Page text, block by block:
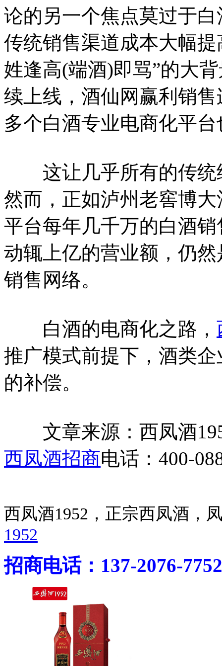
论的另一个焦点莫过于
传统销售渠道成本大幅
姓逢高(端酒)即骂”的大
续上线，酒仙网赢利销
多个白酒专业电商化平
这让几乎所有的传统
然而，正如泸州老窖博
平台每年几千万的白酒
动辄上亿的营业额，仍
销售网络。
白酒的电商化之路，
推广模式前提下，酒类
的补偿。
文章来源：西凤酒
西凤酒招商电话：400-
西凤酒1952，正宗西凤酒
1952
招商电话：137-2076-7752